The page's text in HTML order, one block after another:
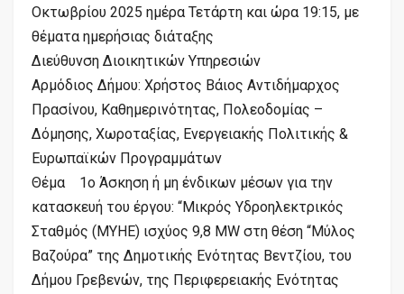
Οκτωβρίου 2025 ημέρα Τετάρτη και ώρα 19:15, με
θέματα ημερήσιας διάταξης
Διεύθυνση Διοικητικών Υπηρεσιών
Αρμόδιος Δήμου: Χρήστος Βάιος Αντιδήμαρχος
Πρασίνου, Καθημερινότητας, Πολεοδομίας –
Δόμησης, Χωροταξίας, Ενεργειακής Πολιτικής &
Ευρωπαϊκών Προγραμμάτων
Θέμα 1ο Άσκηση ή μη ένδικων μέσων για την
κατασκευή του έργου: “Μικρός Υδροηλεκτρικός
Σταθμός (ΜΥΗΕ) ισχύος 9,8 MW στη θέση “Μύλος
Βαζούρα” της Δημοτικής Ενότητας Βεντζίου, του
Δήμου Γρεβενών, της Περιφερειακής Ενότητας